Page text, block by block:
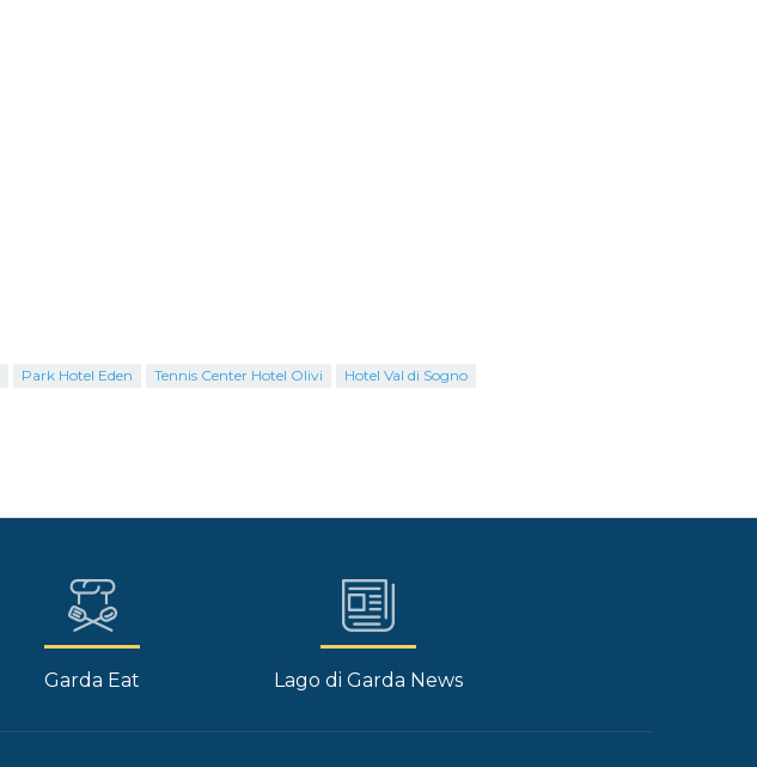
Park Hotel Eden Tennis Center Hotel Olivi Hotel Val di Sogno
Garda Eat Lago di Garda News